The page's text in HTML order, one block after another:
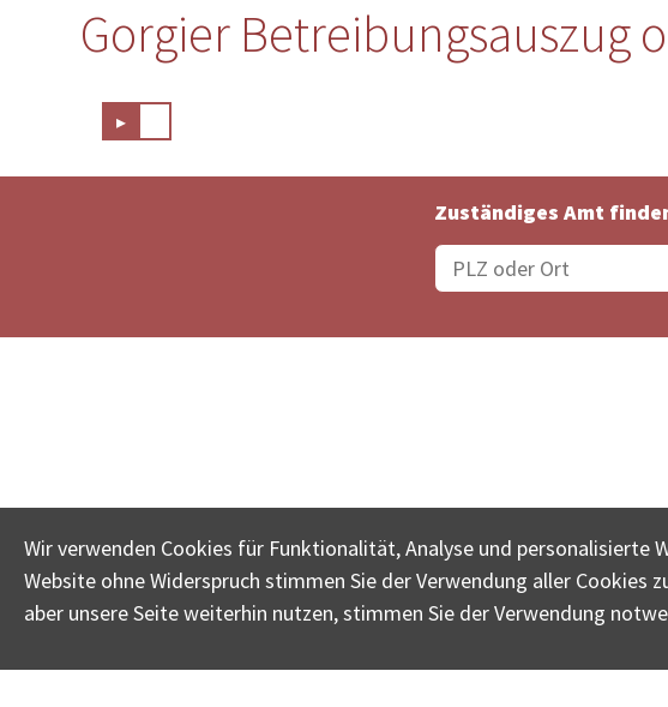
Gorgier Betreibungsauszug
▸
Zuständiges Amt
Wir verwenden Cookies für Funktionalität, Analyse und personalisierte
Website ohne Widerspruch stimmen Sie der Verwendung aller Cookies
aber unsere Seite weiterhin nutzen, stimmen Sie der Verwendung